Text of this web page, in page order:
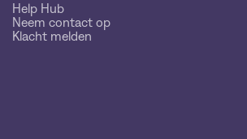
Help Hub
Neem contact op
Klacht melden